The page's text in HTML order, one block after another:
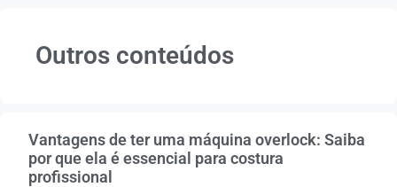
Outros conteúdos
Vantagens de ter uma máquina overlock: Saiba
por que ela é essencial para costura
profissional